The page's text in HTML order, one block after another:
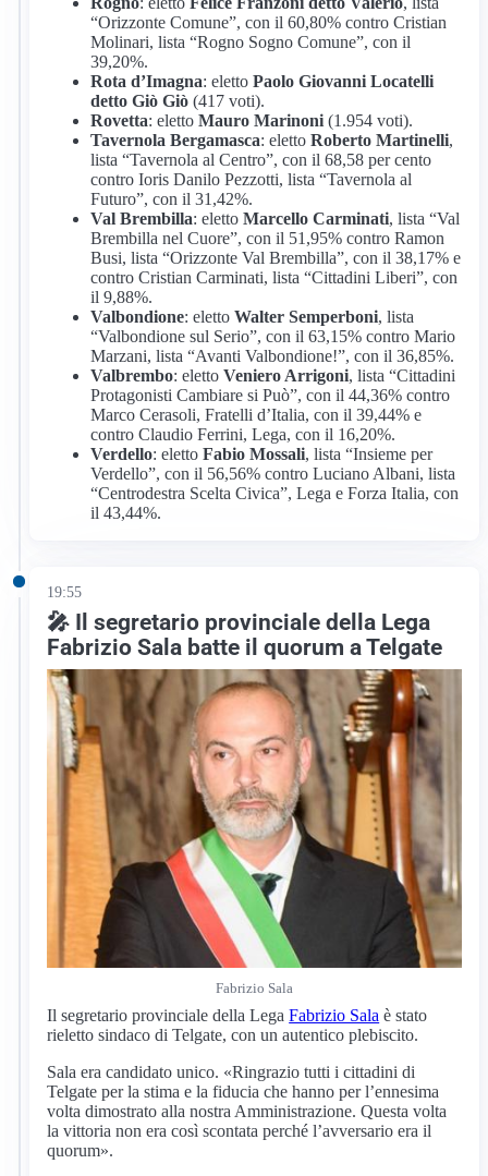
“Orizzonte Comune”, con il 60,80% contro Cristian
Molinari, lista “Rogno Sogno Comune”, con il
39,20%.
Rota d’Imagna: elettoPaolo Giovanni Locatelli
detto Giò Giò (417 voti).
Rovetta: elettoMauro Marinoni (1.954 voti).
Tavernola Bergamasca: elettoRoberto Martinelli,
lista “Tavernola al Centro”, con il 68,58 per cento
contro Ioris Danilo Pezzotti, lista “Tavernola al
Futuro”, con il 31,42%.
Val Brembilla: elettoMarcello Carminati, lista “Val
Brembilla nel Cuore”, con il 51,95% contro Ramon
Busi, lista “Orizzonte Val Brembilla”, con il 38,17% e
contro Cristian Carminati, lista “Cittadini Liberi”, con
il 9,88%.
Valbondione: eletto Walter Semperboni, lista
“Valbondione sul Serio”, con il 63,15% contro Mario
Marzani, lista “Avanti Valbondione!”, con il 36,85%.
Valbrembo: elettoVeniero Arrigoni, lista “Cittadini
Protagonisti Cambiare si Può”, con il 44,36% contro
Marco Cerasoli, Fratelli d’Italia, con il 39,44% e
contro Claudio Ferrini, Lega, con il 16,20%.
Verdello: elettoFabio Mossali, lista “Insieme per
Verdello”, con il 56,56% contro Luciano Albani, lista
“Centrodestra Scelta Civica”, Lega e Forza Italia, con
il 43,44%.
19:55
🎤 Il segretario provinciale della Lega
Fabrizio Sala batte il quorum a Telgate
Fabrizio Sala
Il segretario provinciale della LegaFabrizio Sala è stato
rieletto sindaco di Telgate, con un autentico plebiscito.
Sala era candidato unico. «Ringrazio tutti i cittadini di
Telgate per la stima e la fiducia che hanno per l’ennesima
volta dimostrato alla nostra Amministrazione. Questa volta
la vittoria non era così scontata perché l’avversario era il
quorum».